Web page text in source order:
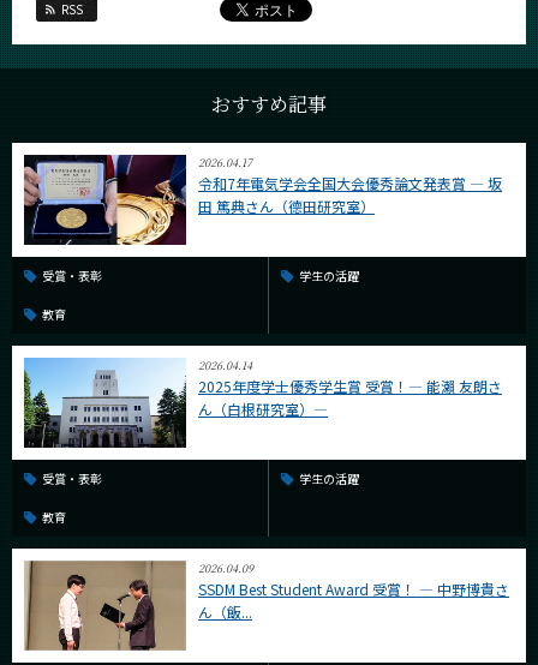
RSS
おすすめ記事
2026.04.17
令和7年電気学会全国大会優秀論文発表賞 ― 坂
田 篤典さん（德田研究室）
受賞・表彰 学生の活躍
教育
2026.04.14
2025年度学士優秀学生賞 受賞！― 能瀨 友朗さ
ん（白根研究室）―
受賞・表彰 学生の活躍
教育
2026.04.09
SSDM Best Student Award 受賞！ ― 中野博貴さ
ん（飯...